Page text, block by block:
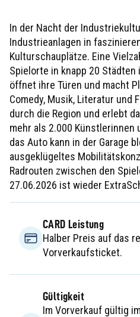
In der Nacht der
Industrieanlagen in
Kulturschauplätze. Eine
Spielorte in knapp 20 Städten
öffnet ihre Türen und macht
Comedy, Musik, Literatur und
durch die Region und erlebt
mehr als 2.000 Künstlerinnen
das Auto kann in der Garage
ausgeklügeltes
Radrouten zwischen den
27.06.2026 ist wieder
CARD Leistung
Halber Preis auf das
Vorverkaufsticket.
Gültigkeit
Im Vorverkauf gültig